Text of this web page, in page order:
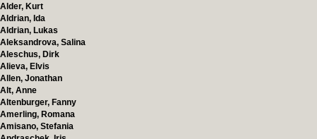
Alder, Kurt
Aldrian, Ida
Aldrian, Lukas
Aleksandrova, Salina
Aleschus, Dirk
Alieva, Elvis
Allen, Jonathan
Alt, Anne
Altenburger, Fanny
Amerling, Romana
Amisano, Stefania